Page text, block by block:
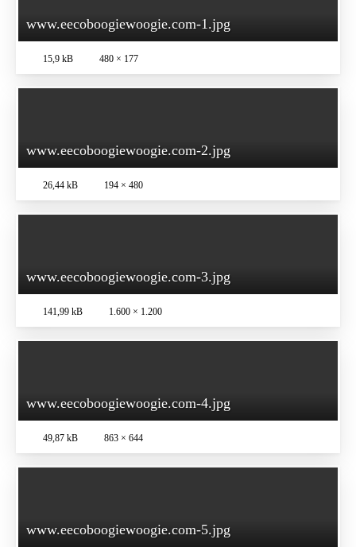
www.eecoboogiewoogie.com-1.jpg
15,9 kB 480 × 177
www.eecoboogiewoogie.com-2.jpg
26,44 kB 194 × 480
www.eecoboogiewoogie.com-3.jpg
141,99 kB 1.600 × 1.200
www.eecoboogiewoogie.com-4.jpg
49,87 kB 863 × 644
www.eecoboogiewoogie.com-5.jpg